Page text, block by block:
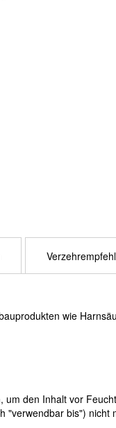
wie
den Inhalt vor
bis")